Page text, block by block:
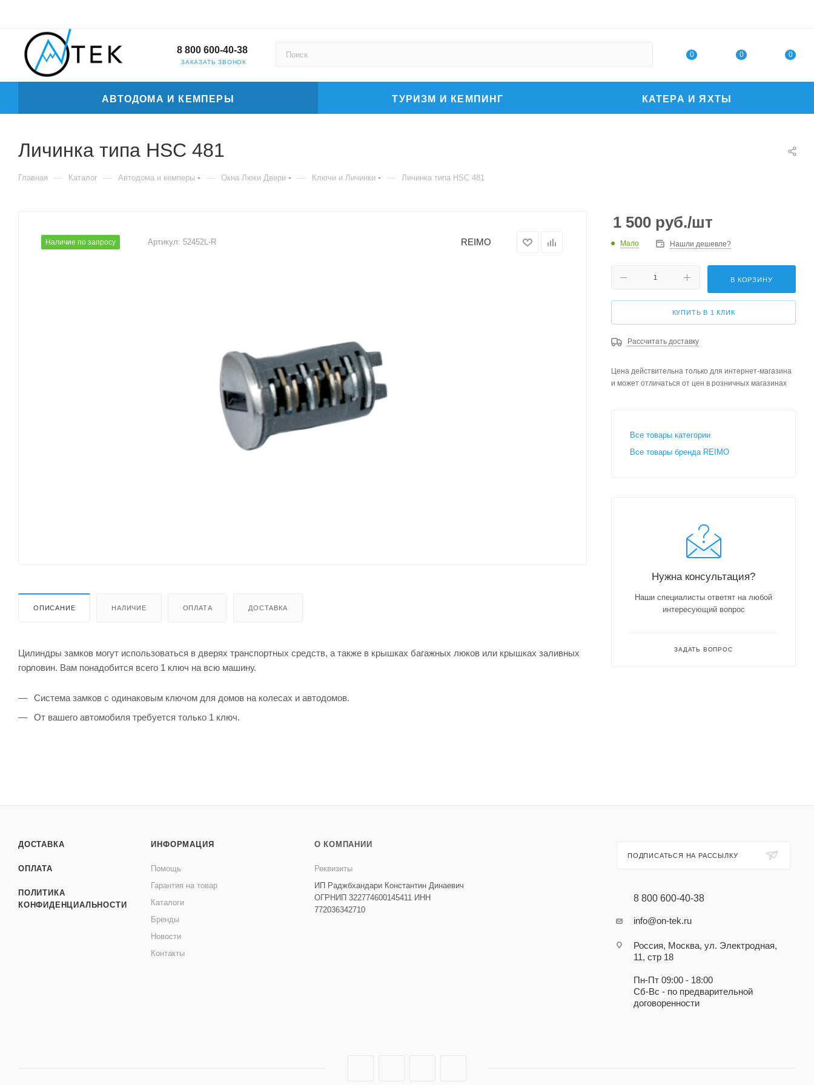
8 800 600-40-38
ЗАКАЗАТЬ ЗВОНОК
0 0 0
АВТОДОМА И КЕМПЕРЫ ТУРИЗМ И КЕМПИНГ КАТЕРА И ЯХТЫ
Личинка типа HSC 481
Главная — Каталог — Автодома и кемперы — Окна Люки Двери — Ключи и Личинки — Личинка типа HSC 481
Наличие по запросу Артикул: 52452L-R REIMO
ОПИСАНИЕ НАЛИЧИЕ ОПЛАТА ДОСТАВКА
Цилиндры замков могут использоваться в дверях транспортных средств, а также в крышках багажных люков или крышках заливных
горловин. Вам понадобится всего 1 ключ на всю машину.
Система замков с одинаковым ключом для домов на колесах и автодомов.
От вашего автомобиля требуется только 1 ключ.
1 500 руб./шт
Мало Нашли дешевле?
В КОРЗИНУ
КУПИТЬ В 1 КЛИК
Рассчитать доставку
Цена действительна только для интернет-магазина
и может отличаться от цен в розничных магазинах
Все товары категории
Все товары бренда REIMO
Нужна консультация?
Наши специалисты ответят на любой
интересующий вопрос
ЗАДАТЬ ВОПРОС
ДОСТАВКА
ОПЛАТА
ПОЛИТИКА
КОНФИДЕНЦИАЛЬНОСТИ
ИНФОРМАЦИЯ
Помощь
Гарантия на товар
Каталоги
Бренды
Новости
Контакты
О КОМПАНИИ
Реквизиты
ИП Раджбхандари Константин Динаевич
ОГРНИП 322774600145411 ИНН
772036342710
ПОДПИСАТЬСЯ НА РАССЫЛКУ
8 800 600-40-38
info@on-tek.ru
Россия, Москва, ул. Электродная,
11, стр 18
Пн-Пт 09:00 - 18:00
Сб-Вс - по предварительной
договоренности